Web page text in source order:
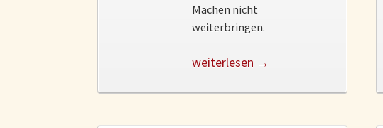
Machen nicht
weiterbringen.
weiterlesen →